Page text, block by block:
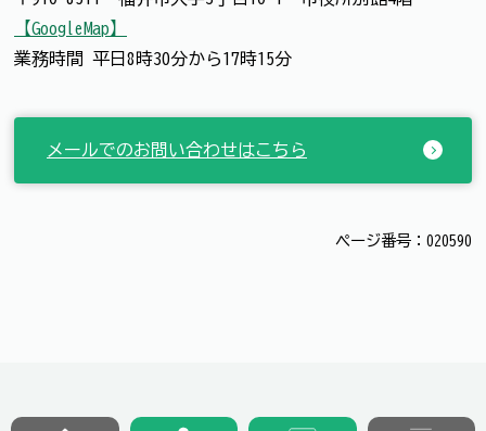
【GoogleMap】
業務時間 平日8時30分から17時15分
メールでのお問い合わせはこちら
ページ番号：020590